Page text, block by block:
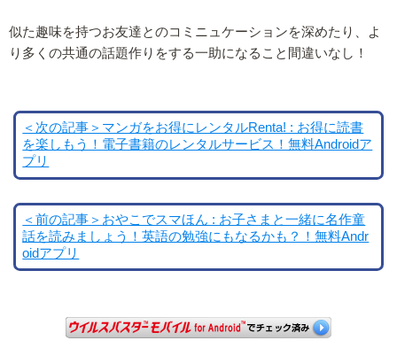
似た趣味を持つお友達とのコミニュケーションを深めたり、よ
り多くの共通の話題作りをする一助になること間違いなし！
＜次の記事＞マンガをお得にレンタルRenta! : お得に読書
を楽しもう！電子書籍のレンタルサービス！無料Androidア
プリ
＜前の記事＞おやこでスマほん : お子さまと一緒に名作童
話を読みましょう！英語の勉強にもなるかも？！無料Andr
oidアプリ